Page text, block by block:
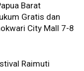
Barat
Gratis dan
City Mall 7-8
Raimuti